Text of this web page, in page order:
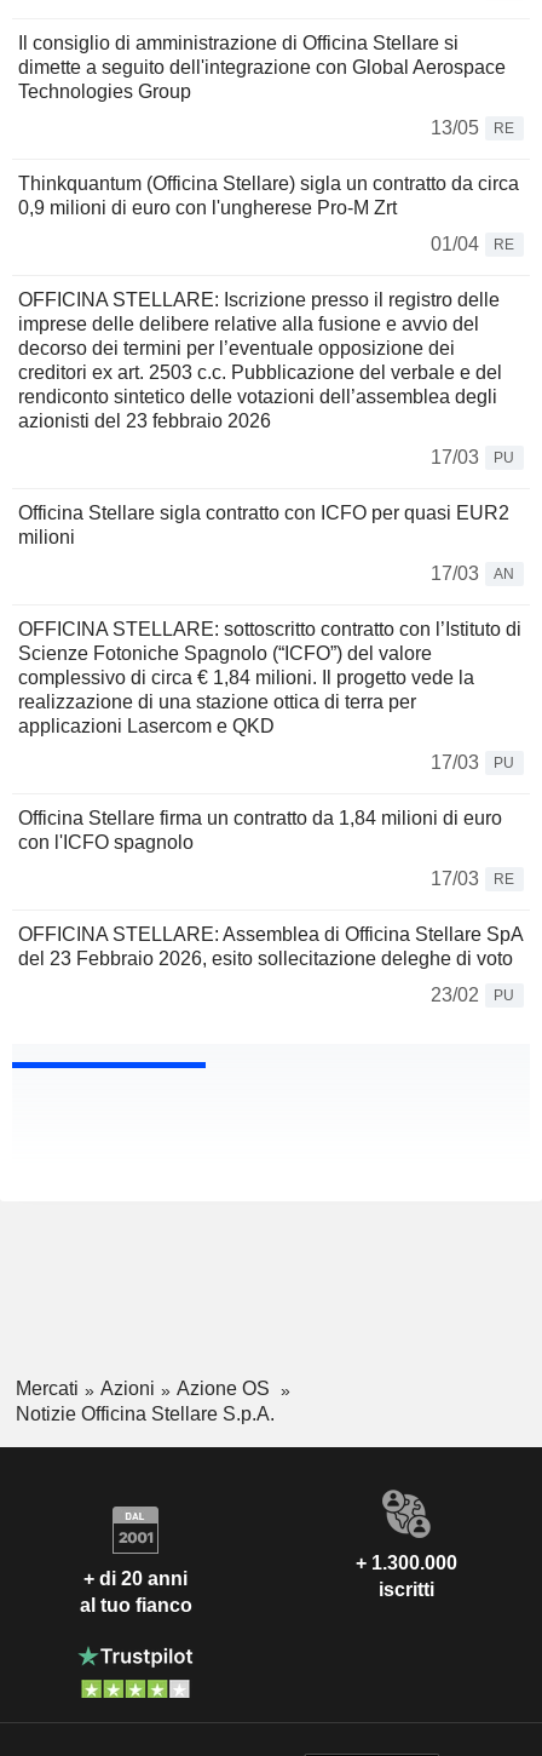
Il consiglio di amministrazione di Officina Stellare si
dimette a seguito dell'integrazione con Global Aerospace
Technologies Group
13/05
RE
Thinkquantum (Officina Stellare) sigla un contratto da circa
0,9 milioni di euro con l'ungherese Pro-M Zrt
01/04
RE
OFFICINA STELLARE: Iscrizione presso il registro delle
imprese delle delibere relative alla fusione e avvio del
decorso dei termini per l’eventuale opposizione dei
creditori ex art. 2503 c.c. Pubblicazione del verbale e del
rendiconto sintetico delle votazioni dell’assemblea degli
azionisti del 23 febbraio 2026
17/03
PU
Officina Stellare sigla contratto con ICFO per quasi EUR2
milioni
17/03
AN
OFFICINA STELLARE: sottoscritto contratto con l’Istituto di
Scienze Fotoniche Spagnolo (“ICFO”) del valore
complessivo di circa € 1,84 milioni. Il progetto vede la
realizzazione di una stazione ottica di terra per
applicazioni Lasercom e QKD
17/03
PU
Officina Stellare firma un contratto da 1,84 milioni di euro
con l'ICFO spagnolo
17/03
RE
OFFICINA STELLARE: Assemblea di Officina Stellare SpA
del 23 Febbraio 2026, esito sollecitazione deleghe di voto
23/02
PU
Mercati Azioni
Azione OS
Notizie Officina Stellare S.p.A.
+ di 20 anni
al tuo fianco
+ 1.300.000
iscritti